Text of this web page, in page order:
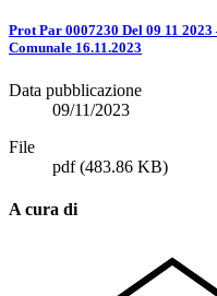
Prot Par 0007230 Del 09 11
Comunale 16.11.2023
Data pubblicazione
09/11/2023
File
pdf(483.86 KB)
A cura di